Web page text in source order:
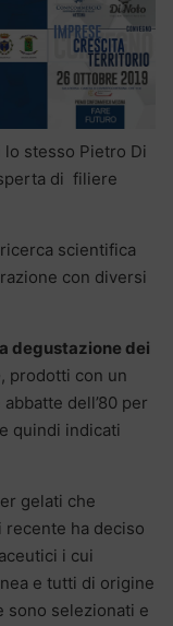
stesso Pietro Di
di filiere
scientifica
con diversi
degustazione dei
, prodotti con un
dell’80 per
quindi indicati
gelati che
recente ha deciso
i cui
e tutti di origine
sono selezionati e